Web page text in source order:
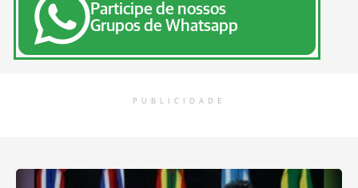
Participe de nossos
Grupos de Whatsapp
PUBLICIDADE